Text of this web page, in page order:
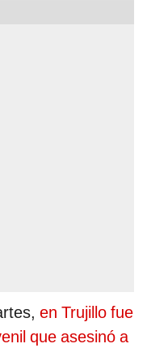
en Trujillo fue
que asesinó a